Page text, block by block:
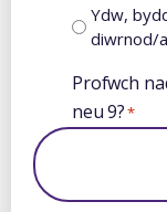
Ydw,
diwrnod/
Profwch
neu 9?*